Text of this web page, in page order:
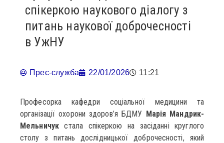
спікеркою наукового діалогу з
питань наукової доброчесності
в УжНУ
Прес-служба 22/01/2026 11:21
Професорка кафедри соціальної медицини та
організації охорони здоров’я БДМУ Марія Мандрик-
Мельничукстала спікеркою на засіданні круглого
столу з питань дослідницької доброчесності, який